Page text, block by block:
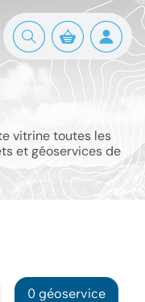
vitrine toutes les
et géoservices de
0 géoservice